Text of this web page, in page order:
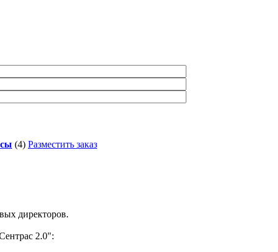
(4) Разместить заказ
директоров.
2.0":